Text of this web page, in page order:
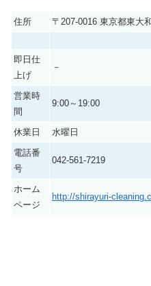
住所 〒207-0016 東京都東大
即日仕
上げ
－
営業時
間
9:00～19:00
休業日
水曜日
電話番
号
042-561-7219
ホーム
ページ
http://shirayuri-